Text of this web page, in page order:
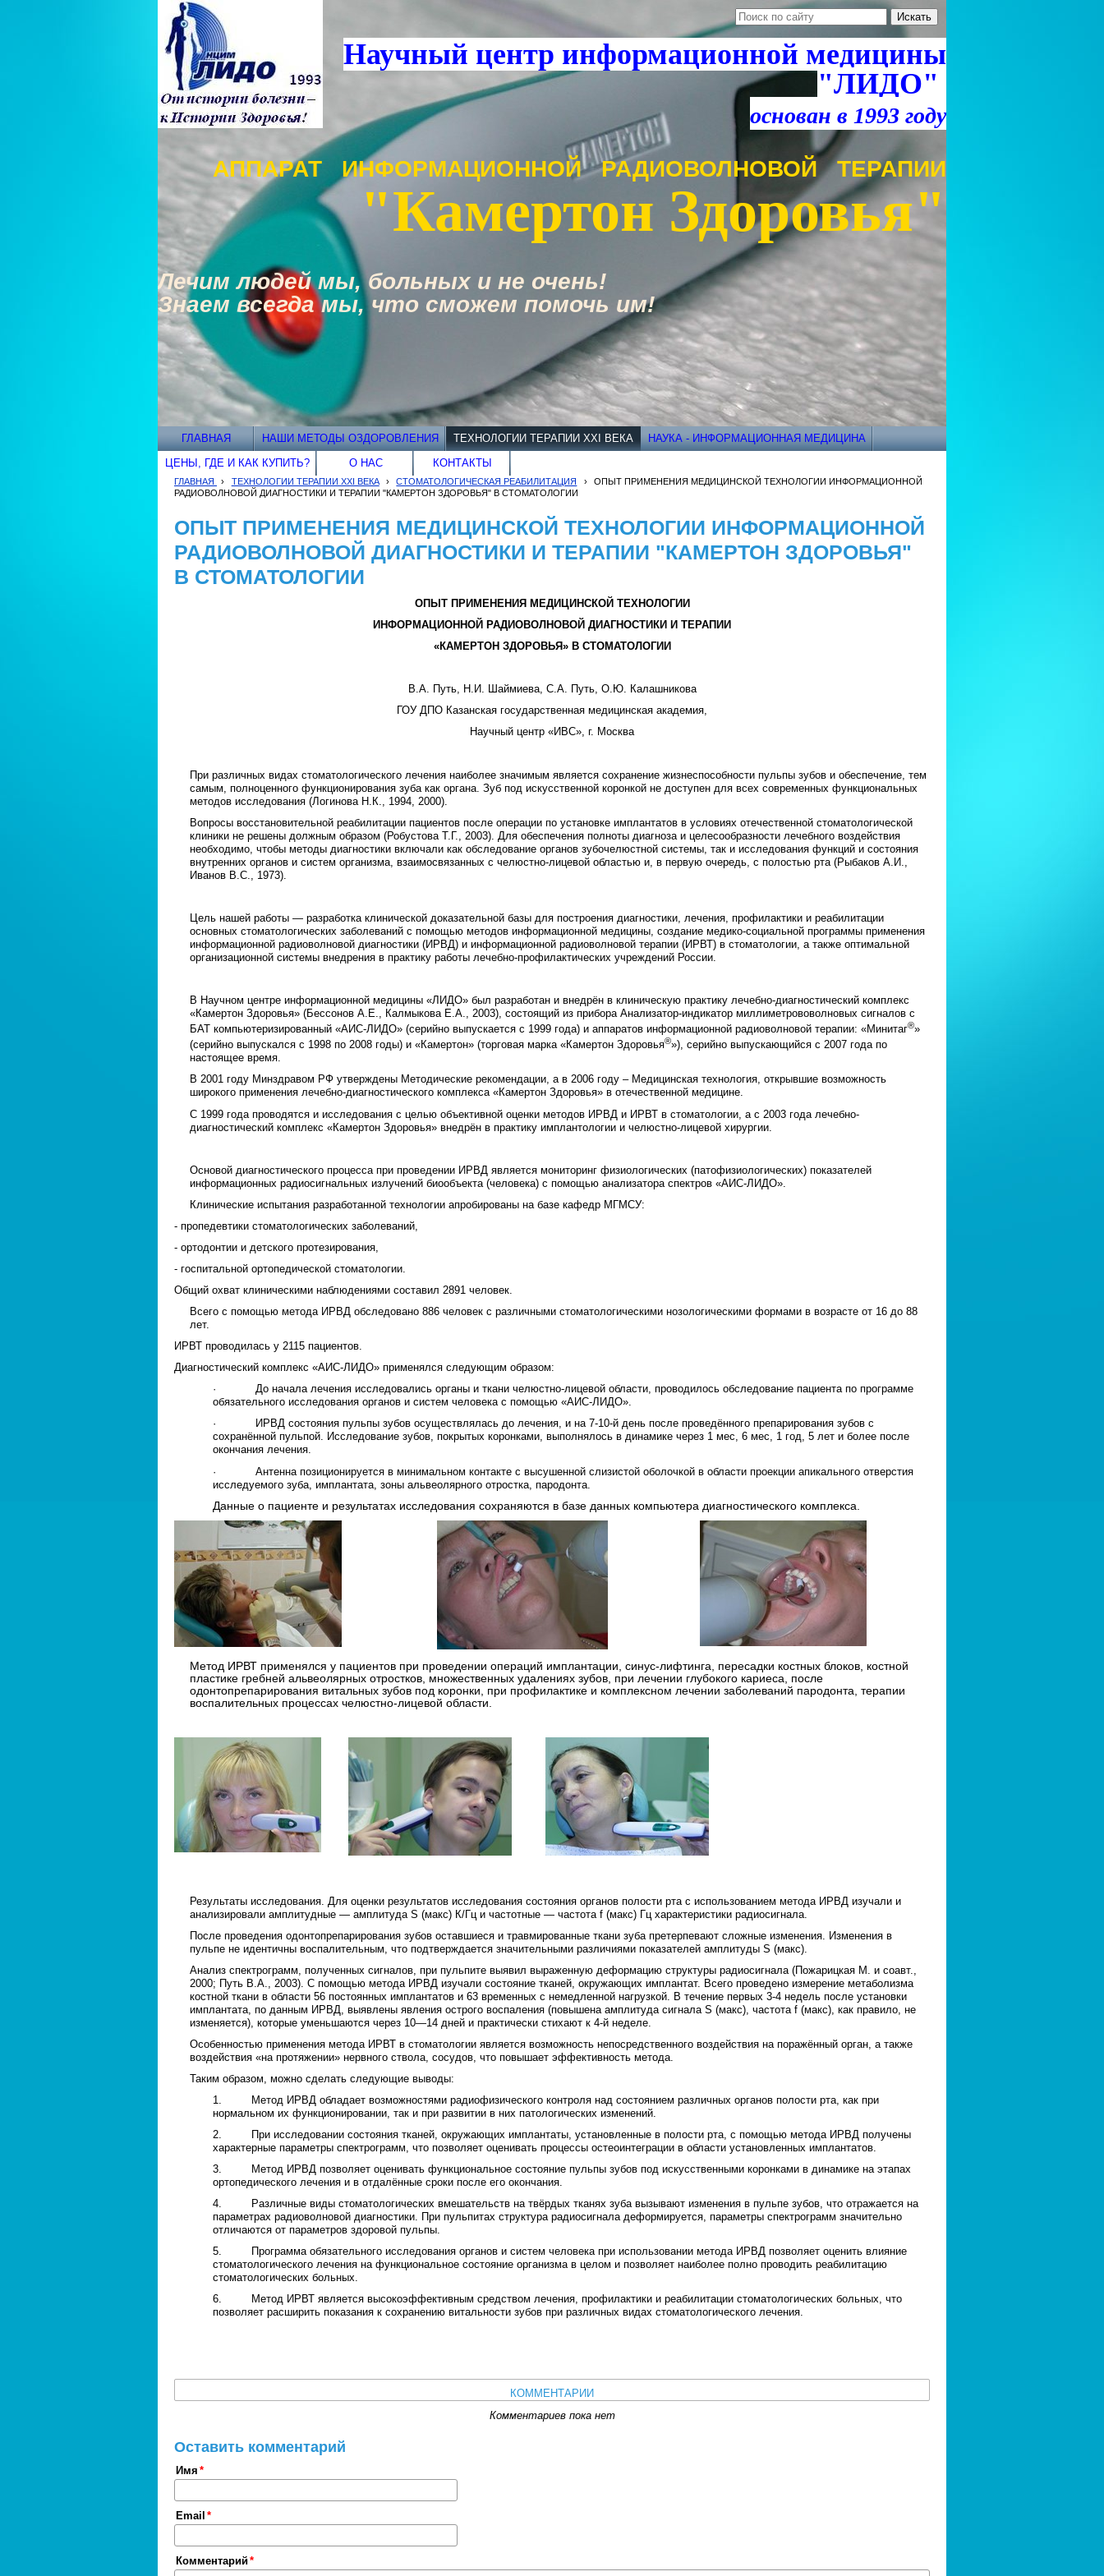
Научный центр информационной медицины
"ЛИДО"
основан в 1993 году
АППАРАТ ИНФОРМАЦИОННОЙ РАДИОВОЛНОВОЙ ТЕРАПИИ
"Камертон Здоровья"
Лечим людей мы, больных и не очень!
Знаем всегда мы, что сможем помочь им!
ГЛАВНАЯ НАШИ МЕТОДЫ ОЗДОРОВЛЕНИЯ ТЕХНОЛОГИИ ТЕРАПИИ XXI ВЕКА НАУКА - ИНФОРМАЦИОННАЯ МЕДИЦИНА
ЦЕНЫ, ГДЕ И КАК КУПИТЬ? О НАС КОНТАКТЫ
ГЛАВНАЯ › ТЕХНОЛОГИИ ТЕРАПИИ XXI ВЕКА › СТОМАТОЛОГИЧЕСКАЯ РЕАБИЛИТАЦИЯ ›
ОПЫТ ПРИМЕНЕНИЯ МЕДИЦИНСКОЙ ТЕХНОЛОГИИ ИНФОРМАЦИОННОЙ
РАДИОВОЛНОВОЙ ДИАГНОСТИКИ И ТЕРАПИИ "КАМЕРТОН ЗДОРОВЬЯ" В СТОМАТОЛОГИИ
ОПЫТ ПРИМЕНЕНИЯ МЕДИЦИНСКОЙ ТЕХНОЛОГИИ ИНФОРМАЦИОННОЙ
РАДИОВОЛНОВОЙ ДИАГНОСТИКИ И ТЕРАПИИ "КАМЕРТОН ЗДОРОВЬЯ"
В СТОМАТОЛОГИИ
ОПЫТ ПРИМЕНЕНИЯ МЕДИЦИНСКОЙ ТЕХНОЛОГИИ
ИНФОРМАЦИОННОЙ РАДИОВОЛНОВОЙ ДИАГНОСТИКИ И ТЕРАПИИ
«КАМЕРТОН ЗДОРОВЬЯ» В СТОМАТОЛОГИИ
В.А. Путь, Н.И. Шаймиева, С.А. Путь, О.Ю. Калашникова
ГОУ ДПО Казанская государственная медицинская академия,
Научный центр «ИВС», г. Москва
При различных видах стоматологического лечения наиболее значимым является сохранение жизнеспособности пульпы зубов и обеспечение, тем
самым, полноценного функционирования зуба как органа. Зуб под искусственной коронкой не доступен для всех современных функциональных
методов исследования (Логинова Н.К., 1994, 2000).
Вопросы восстановительной реабилитации пациентов после операции по установке имплантатов в условиях отечественной стоматологической
клиники не решены должным образом (Робустова Т.Г., 2003). Для обеспечения полноты диагноза и целесообразности лечебного воздействия
необходимо, чтобы методы диагностики включали как обследование органов зубочелюстной системы, так и исследования функций и состояния
внутренних органов и систем организма, взаимосвязанных с челюстно-лицевой областью и, в первую очередь, с полостью рта (Рыбаков А.И.,
Иванов B.C., 1973).
Цель нашей работы — разработка клинической доказательной базы для построения диагностики, лечения, профилактики и реабилитации
основных стоматологических заболеваний с помощью методов информационной медицины, создание медико-социальной программы применения
информационной радиоволновой диагностики (ИРВД) и информационной радиоволновой терапии (ИРВТ) в стоматологии, а также оптимальной
организационной системы внедрения в практику работы лечебно-профилактических учреждений России.
В Научном центре информационной медицины «ЛИДО» был разработан и внедрён в клиническую практику лечебно-диагностический комплекс
«Камертон Здоровья» (Бессонов А.Е., Калмыкова Е.А., 2003), состоящий из прибора Анализатор-индикатор миллиметрововолновых сигналов с
БАТ компьютеризированный «АИС-ЛИДО» (серийно выпускается с 1999 года) и аппаратов информационной радиоволновой терапии: «Минитаг®»
(серийно выпускался с 1998 по 2008 годы) и «Камертон» (торговая марка «Камертон Здоровья®»), серийно выпускающийся с 2007 года по
настоящее время.
В 2001 году Минздравом РФ утверждены Методические рекомендации, а в 2006 году – Медицинская технология, открывшие возможность
широкого применения лечебно-диагностического комплекса «Камертон Здоровья» в отечественной медицине.
С 1999 года проводятся и исследования с целью объективной оценки методов ИРВД и ИРВТ в стоматологии, а с 2003 года лечебно-
диагностический комплекс «Камертон Здоровья» внедрён в практику имплантологии и челюстно-лицевой хирургии.
Основой диагностического процесса при проведении ИРВД является мониторинг физиологических (патофизиологических) показателей
информационных радиосигнальных излучений биообъекта (человека) с помощью анализатора спектров «АИС-ЛИДО».
Клинические испытания разработанной технологии апробированы на базе кафедр МГМСУ:
- пропедевтики стоматологических заболеваний,
- ортодонтии и детского протезирования,
- госпитальной ортопедической стоматологии.
Общий охват клиническими наблюдениями составил 2891 человек.
Всего с помощью метода ИРВД обследовано 886 человек с различными стоматологическими нозологическими формами в возрасте от 16 до 88
лет.
ИРВТ проводилась у 2115 пациентов.
Диагностический комплекс «АИС-ЛИДО» применялся следующим образом:
· До начала лечения исследовались органы и ткани челюстно-лицевой области, проводилось обследование пациента по программе
обязательного исследования органов и систем человека с помощью «АИС-ЛИДО».
· ИРВД состояния пульпы зубов осуществлялась до лечения, и на 7-10-й день после проведённого препарирования зубов с
сохранённой пульпой. Исследование зубов, покрытых коронками, выполнялось в динамике через 1 мес, 6 мес, 1 год, 5 лет и более после
окончания лечения.
· Антенна позиционируется в минимальном контакте с высушенной слизистой оболочкой в области проекции апикального отверстия
исследуемого зуба, имплантата, зоны альвеолярного отростка, пародонта.
Данные о пациенте и результатах исследования сохраняются в базе данных компьютера диагностического комплекса.
Метод ИРВТ применялся у пациентов при проведении операций имплантации, синус-лифтинга, пересадки костных блоков, костной
пластике гребней альвеолярных отростков, множественных удалениях зубов, при лечении глубокого кариеса, после
одонтопрепарирования витальных зубов под коронки, при профилактике и комплексном лечении заболеваний пародонта, терапии
воспалительных процессах челюстно-лицевой области.
Результаты исследования. Для оценки результатов исследования состояния органов полости рта с использованием метода ИРВД изучали и
анализировали амплитудные — амплитуда S (макс) К/Гц и частотные — частота f (макс) Гц характеристики радиосигнала.
После проведения одонтопрепарирования зубов оставшиеся и травмированные ткани зуба претерпевают сложные изменения. Изменения в
пульпе не идентичны воспалительным, что подтверждается значительными различиями показателей амплитуды S (макс).
Анализ спектрограмм, полученных сигналов, при пульпите выявил выраженную деформацию структуры радиосигнала (Пожарицкая М. и соавт.,
2000; Путь В.А., 2003). С помощью метода ИРВД изучали состояние тканей, окружающих имплантат. Всего проведено измерение метаболизма
костной ткани в области 56 постоянных имплантатов и 63 временных с немедленной нагрузкой. В течение первых 3-4 недель после установки
имплантата, по данным ИРВД, выявлены явления острого воспаления (повышена амплитуда сигнала S (макс), частота f (макс), как правило, не
изменяется), которые уменьшаются через 10—14 дней и практически стихают к 4-й неделе.
Особенностью применения метода ИРВТ в стоматологии является возможность непосредственного воздействия на поражённый орган, а также
воздействия «на протяжении» нервного ствола, сосудов, что повышает эффективность метода.
Таким образом, можно сделать следующие выводы:
1. Метод ИРВД обладает возможностями радиофизического контроля над состоянием различных органов полости рта, как при
нормальном их функционировании, так и при развитии в них патологических изменений.
2. При исследовании состояния тканей, окружающих имплантаты, установленные в полости рта, с помощью метода ИРВД получены
характерные параметры спектрограмм, что позволяет оценивать процессы остеоинтеграции в области установленных имплантатов.
3. Метод ИРВД позволяет оценивать функциональное состояние пульпы зубов под искусственными коронками в динамике на этапах
ортопедического лечения и в отдалённые сроки после его окончания.
4. Различные виды стоматологических вмешательств на твёрдых тканях зуба вызывают изменения в пульпе зубов, что отражается на
параметрах радиоволновой диагностики. При пульпитах структура радиосигнала деформируется, параметры спектрограмм значительно
отличаются от параметров здоровой пульпы.
5. Программа обязательного исследования органов и систем человека при использовании метода ИРВД позволяет оценить влияние
стоматологического лечения на функциональное состояние организма в целом и позволяет наиболее полно проводить реабилитацию
стоматологических больных.
6. Метод ИРВТ является высокоэффективным средством лечения, профилактики и реабилитации стоматологических больных, что
позволяет расширить показания к сохранению витальности зубов при различных видах стоматологического лечения.
КОММЕНТАРИИ
Комментариев пока нет
Оставить комментарий
Имя
Email
Комментарий